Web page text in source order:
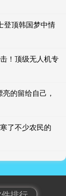
登顶韩国梦中情
！顶级无人机专
的留给自己，
了不少农民的